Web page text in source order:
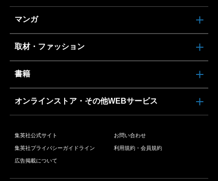
マンガ
取材・ファッション
書籍
オンラインストア・その他WEBサービス
集英社公式サイト お問い合わせ
集英社プライバシーガイドライン 利用規約・会員規約
広告掲載について